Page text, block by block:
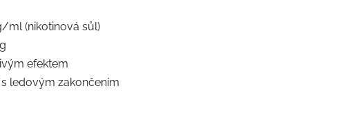
ml (nikotinová sůl)
efektem
ledovým zakončením